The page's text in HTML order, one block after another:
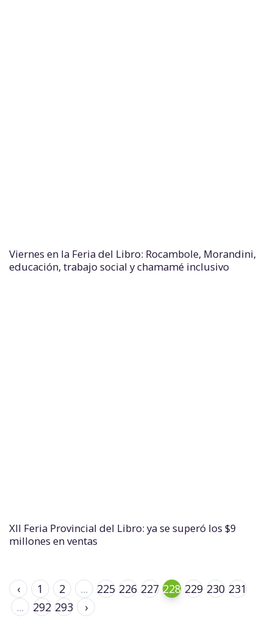
Viernes en la Feria del Libro: Rocambole, Morandini,
educación, trabajo social y chamamé inclusivo
XII Feria Provincial del Libro: ya se superó los $9
millones en ventas
‹ 1 2 ... 225 226 227 228 229 230 231
...
292 293 ›